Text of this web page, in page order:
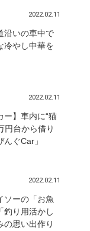
2022.02.11
沿いの車中で
冷やし中華を
2022.02.11
ー】車内に“猫
円台から借り
ぐCar」
2022.02.11
ソーの「お魚
釣り用活かし
の思い出作り